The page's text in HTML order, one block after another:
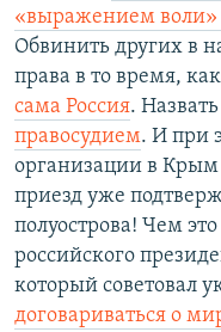
«выражением воли»
Обвинить других в
права в то время, как
сама Россия.
правосудием. И при
организации в Крым
приезд уже
полуострова! Чем
российского
который советовал
договариваться о